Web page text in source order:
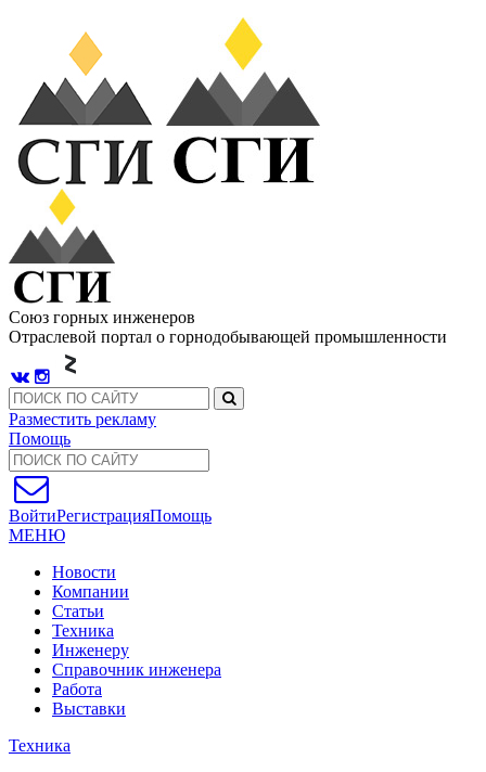
Союз горных инженеров
Отраслевой портал о горнодобывающей промышленности
Разместить рекламу
Помощь
ВойтиРегистрацияПомощь
МЕНЮ
Новости
Компании
Статьи
Техника
Инженеру
Справочник инженера
Работа
Выставки
Техника